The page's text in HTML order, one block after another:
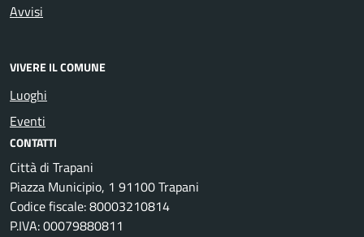
Avvisi
VIVERE IL COMUNE
Luoghi
Eventi
CONTATTI
Città di Trapani
Piazza Municipio, 1 91100 Trapani
Codice fiscale: 80003210814
P.IVA: 00079880811